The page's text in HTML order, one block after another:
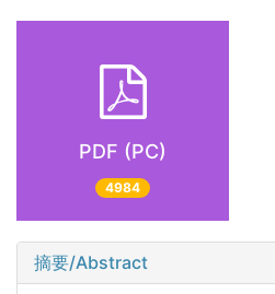
PDF (PC)
4984
摘要/Abstract